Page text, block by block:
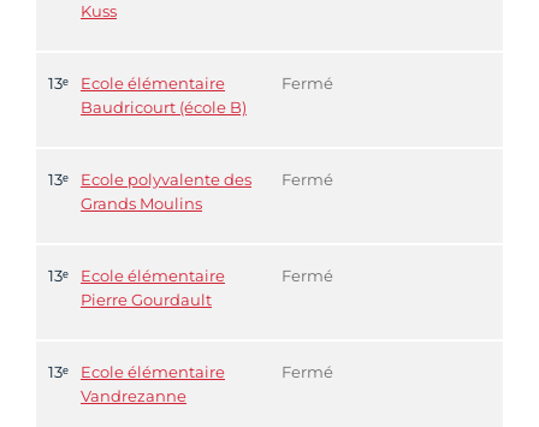
Kuss
13ᵉ
Ecole élémentaire
Baudricourt (école B)
Fermé
13ᵉ
Ecole polyvalente des
Grands Moulins
Fermé
13ᵉ
Ecole élémentaire
Pierre Gourdault
Fermé
13ᵉ
Ecole élémentaire
Vandrezanne
Fermé